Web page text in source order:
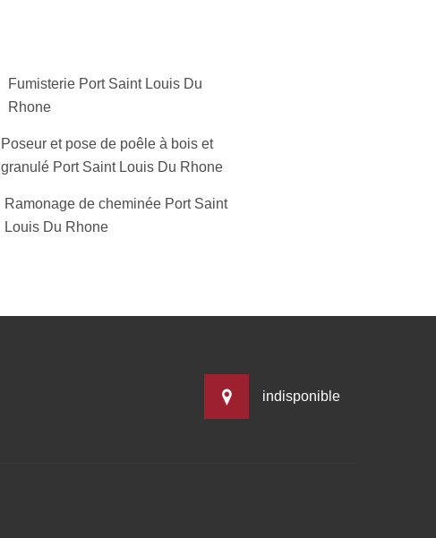
Fumisterie Port Saint Louis Du
Rhone
Poseur et pose de poêle à bois et
granulé Port Saint Louis Du Rhone
Ramonage de cheminée Port Saint
Louis Du Rhone
indisponible